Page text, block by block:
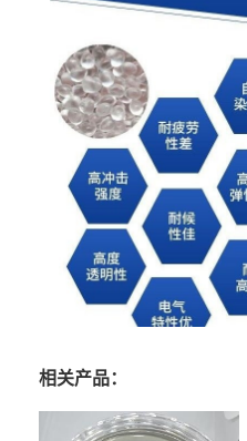
相关产品：